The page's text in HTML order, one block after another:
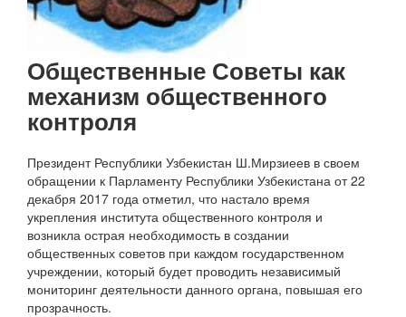
КОНТАКТЫ
Общественные Советы как
механизм общественного
контроля
Президент Республики Узбекистан Ш.Мирзиеев в своем
обращении к Парламенту Республики Узбекистана от 22
декабря 2017 года отметил, что настало время
укрепления института общественного контроля и
возникла острая необходимость в создании
общественных советов при каждом государственном
учреждении, который будет проводить независимый
мониторинг деятельности данного органа, повышая его
прозрачность.